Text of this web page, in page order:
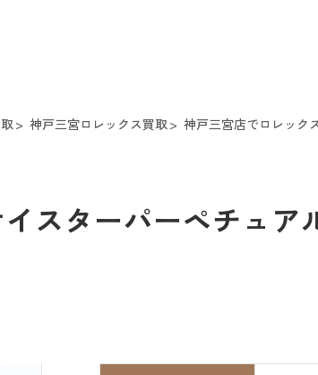
神戸三宮ロレックス買取
神戸三宮店でロレック
スターパーペチュア